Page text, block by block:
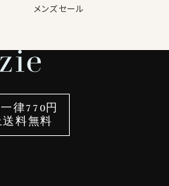
メンズセール
袖・カフス型から選ぶ
カジュアルシャツ
カフスボタン
バッグ
ストール・マフラー
律770円
料無料